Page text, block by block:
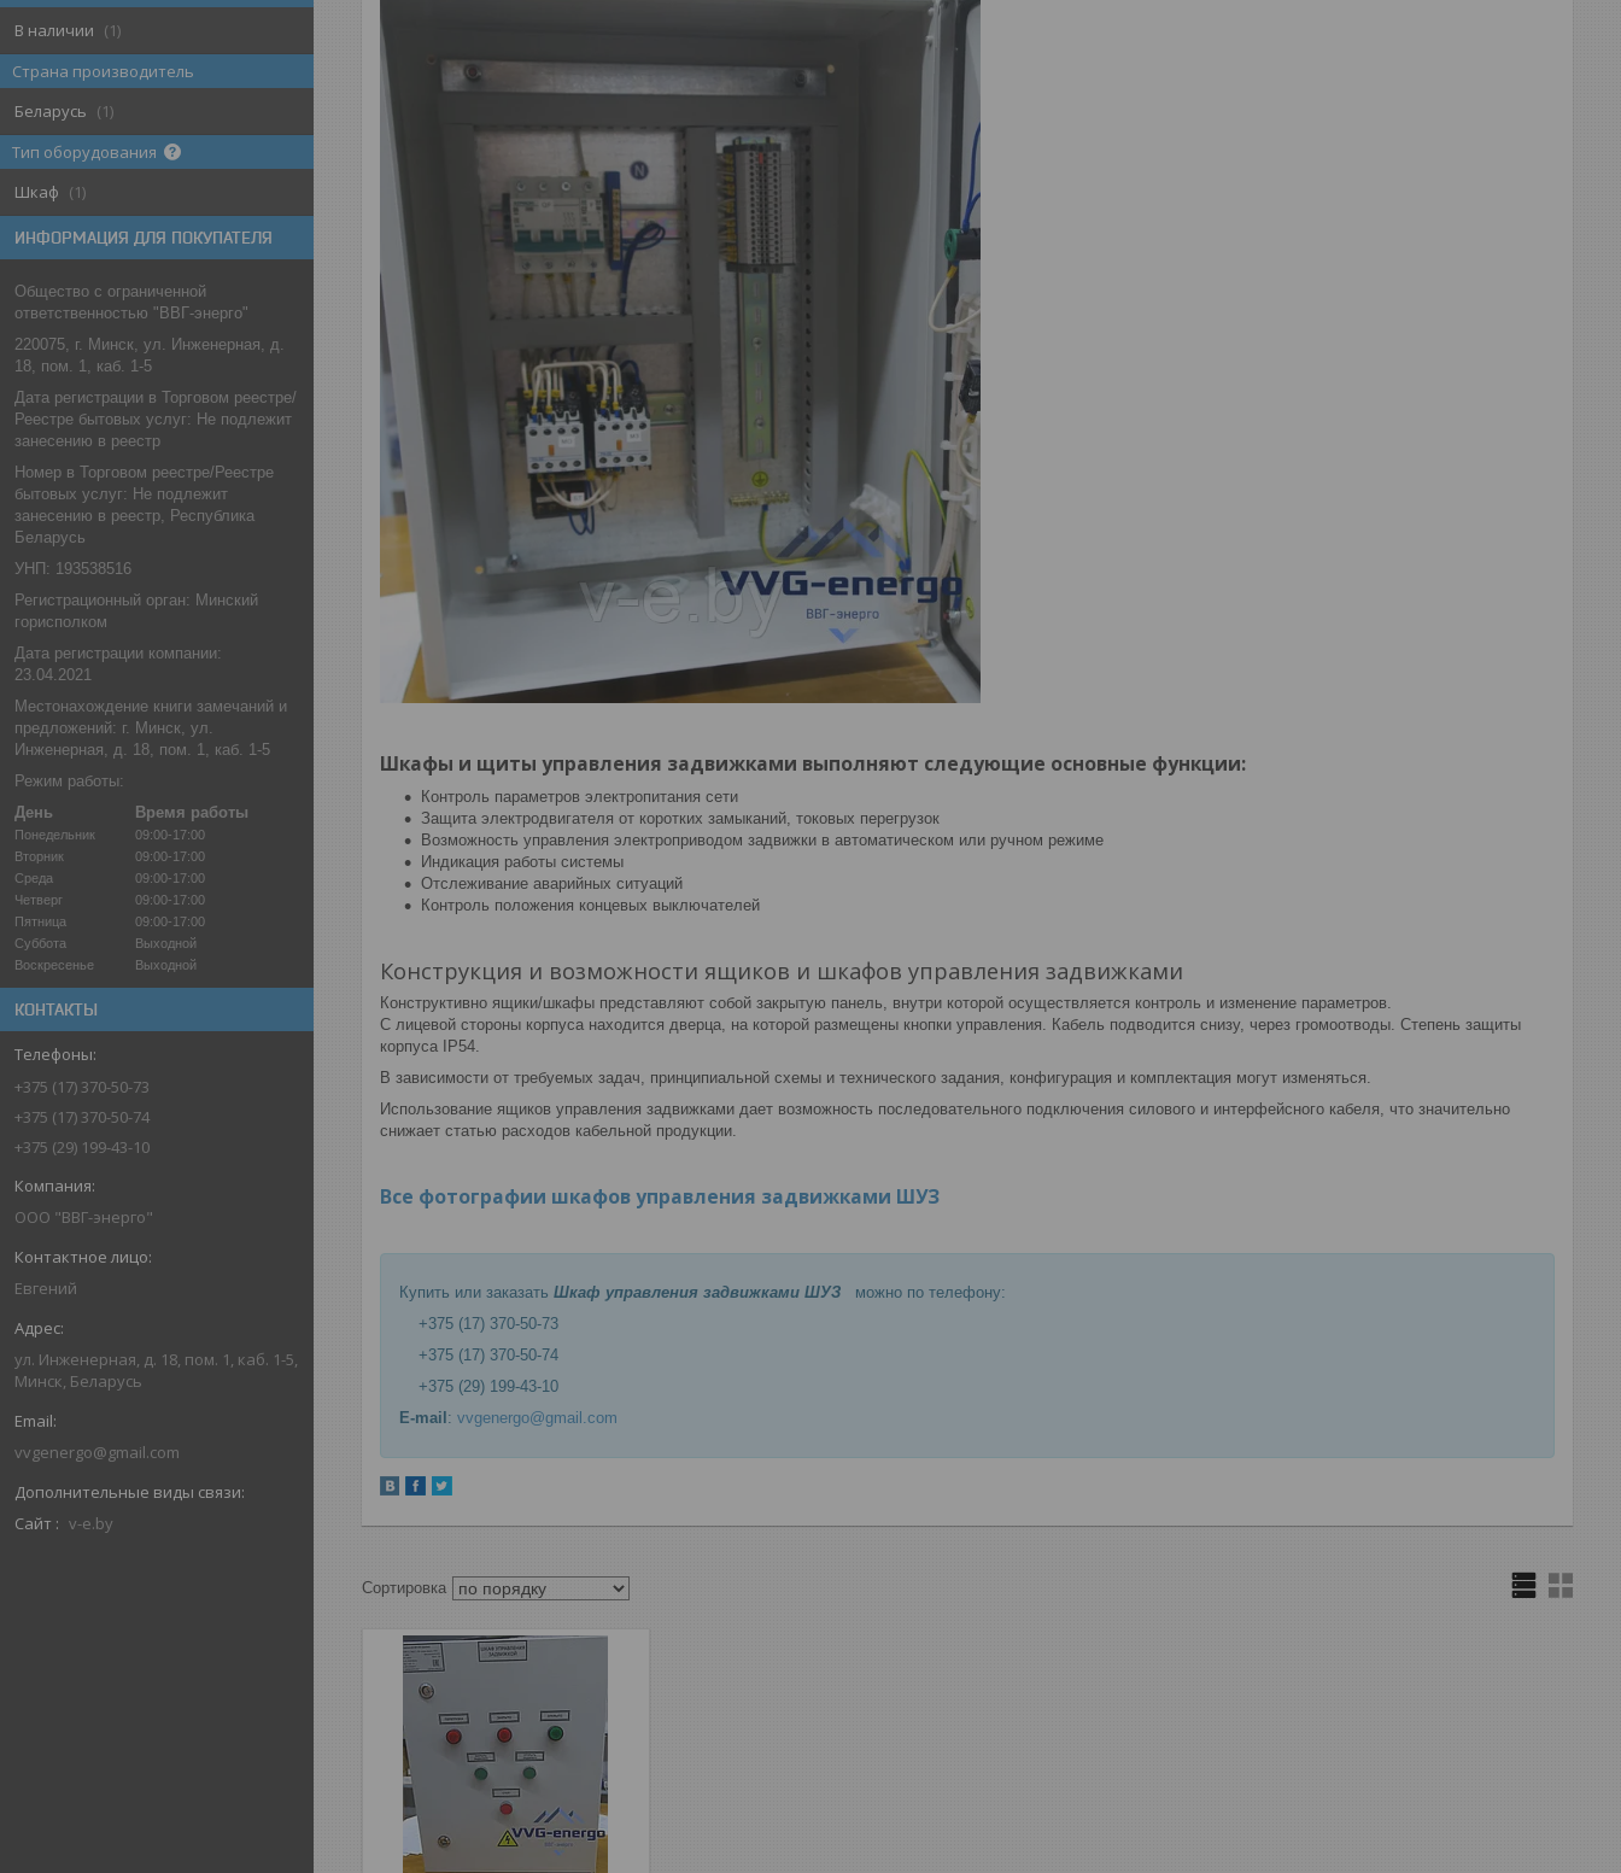
В наличии
1
Страна производитель
Беларусь
1
Тип оборудования
Шкаф
1
ИНФОРМАЦИЯ ДЛЯ ПОКУПАТЕЛЯ
Общество с ограниченной
ответственностью "ВВГ-энерго"
220075, г. Минск, ул. Инженерная, д.
18, пом. 1, каб. 1-5
Дата регистрации в Торговом реестре/
Реестре бытовых услуг: Не подлежит
занесению в реестр
Номер в Торговом реестре/Реестре
бытовых услуг: Не подлежит
занесению в реестр, Республика
Беларусь
УНП: 193538516
Регистрационный орган: Минский
горисполком
Дата регистрации компании:
23.04.2021
Местонахождение книги замечаний и
предложений: г. Минск, ул.
Инженерная, д. 18, пом. 1, каб. 1-5
Режим работы:
День
Время работы
Понедельник
09:00-17:00
Вторник
09:00-17:00
Среда
09:00-17:00
Четверг
09:00-17:00
Пятница
09:00-17:00
Суббота
Выходной
Воскресенье
Выходной
КОНТАКТЫ
+375 (17) 370-50-73
+375 (17) 370-50-74
+375 (29) 199-43-10
ООО "ВВГ-энерго"
Евгений
ул. Инженерная, д. 18, пом. 1, каб. 1-5,
Минск, Беларусь
vvgenergo@gmail.com
Сайт v-e.by
Шкафы и щиты управления задвижками выполняют следующие основные функции:
Контроль параметров электропитания сети
Защита электродвигателя от коротких замыканий, токовых перегрузок
Возможность управления электроприводом задвижки в автоматическом или ручном режиме
Индикация работы системы
Отслеживание аварийных ситуаций
Контроль положения концевых выключателей
Конструкция и возможности ящиков и шкафов управления задвижками
Конструктивно ящики/шкафы представляют собой закрытую панель, внутри которой осуществляется контроль и изменение параметров.
С лицевой стороны корпуса находится дверца, на которой размещены кнопки управления. Кабель подводится снизу, через громоотводы. Степень защиты
корпуса IP54.
В зависимости от требуемых задач, принципиальной схемы и технического задания, конфигурация и комплектация могут изменяться.
Использование ящиков управления задвижками дает возможность последовательного подключения силового и интерфейсного кабеля, что значительно
снижает статью расходов кабельной продукции.
Все фотографии шкафов управления задвижками ШУЗ
Купить или заказать Шкаф управления задвижками ШУЗ
можно по телефону:
+375 (17) 370-50-73
+375 (17) 370-50-74
+375 (29) 199-43-10
E-mail : vvgenergo@gmail.com